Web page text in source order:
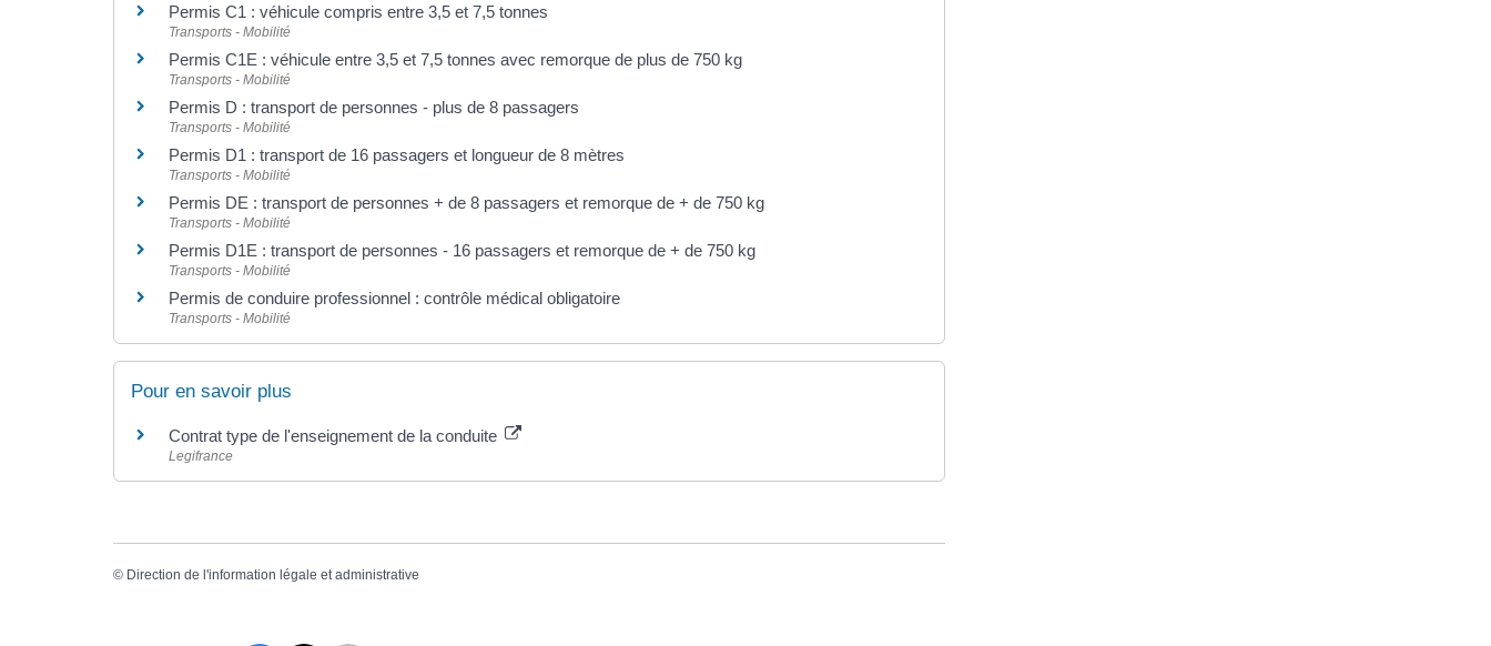
Permis C1 : véhicule compris entre 3,5 et 7,5 tonnes
Transports - Mobilité
Permis C1E : véhicule entre 3,5 et 7,5 tonnes avec remorque de plus de 750 kg
Transports - Mobilité
Permis D : transport de personnes - plus de 8 passagers
Transports - Mobilité
Permis D1 : transport de 16 passagers et longueur de 8 mètres
Transports - Mobilité
Permis DE : transport de personnes + de 8 passagers et remorque de + de 750 kg
Transports - Mobilité
Permis D1E : transport de personnes - 16 passagers et remorque de + de 750 kg
Transports - Mobilité
Permis de conduire professionnel : contrôle médical obligatoire
Transports - Mobilité
Pour en savoir plus
Contrat type de l'enseignement de la conduite
Legifrance
© Direction de l'information légale et administrative